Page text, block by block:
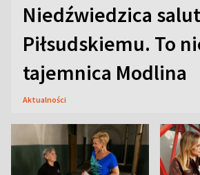
Niedźwiedzica
Piłsudskiemu. To
tajemnica Modlina
Aktualności